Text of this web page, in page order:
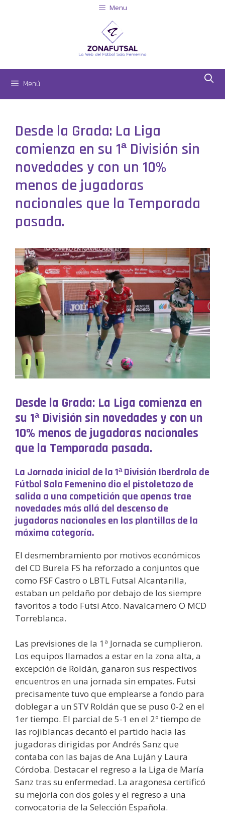
Menu
Menú
Desde la Grada: La Liga
comienza en su 1ª División sin
novedades y con un 10%
menos de jugadoras
nacionales que la Temporada
pasada.
Desde la Grada: La Liga comienza en
su 1ª División sin novedades y con un
10% menos de jugadoras nacionales
que la Temporada pasada.
La Jornada inicial de la 1ª División Iberdrola de
Fútbol Sala Femenino dio el pistoletazo de
salida a una competición que apenas trae
novedades más allá del descenso de
jugadoras nacionales en las plantillas de la
máxima categoría.
El desmembramiento por motivos económicos
del CD Burela FS ha reforzado a conjuntos que
como FSF Castro o LBTL Futsal Alcantarilla,
estaban un peldaño por debajo de los siempre
favoritos a todo Futsi Atco. Navalcarnero O MCD
Torreblanca.
Las previsiones de la 1ª Jornada se cumplieron.
Los equipos llamados a estar en la zona alta, a
excepción de Roldán, ganaron sus respectivos
encuentros en una jornada sin empates. Futsi
precisamente tuvo que emplearse a fondo para
doblegar a un STV Roldán que se puso 0-2 en el
1er tiempo. El parcial de 5-1 en el 2º tiempo de
las rojiblancas decantó el partido hacia las
jugadoras dirigidas por Andrés Sanz que
contaba con las bajas de Ana Luján y Laura
Córdoba. Destacar el regreso a la Liga de María
Sanz tras su enfermedad. La aragonesa certificó
su mejoría con dos goles y el regreso a una
convocatoria de la Selección Española.